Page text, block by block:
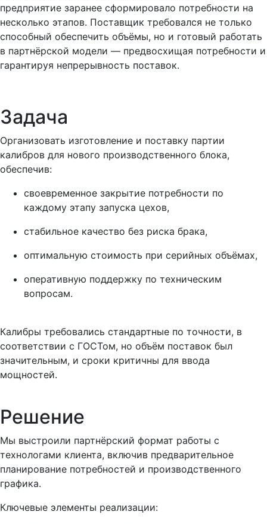
предприятие заранее сформировало потребности на
несколько этапов. Поставщик требовался не только
способный обеспечить объёмы, но и готовый работать
в партнёрской модели — предвосхищая потребности и
гарантируя непрерывность поставок.
Задача
Организовать изготовление и поставку партии
калибров для нового производственного блока,
обеспечив:
своевременное закрытие потребности по
каждому этапу запуска цехов,
стабильное качество без риска брака,
оптимальную стоимость при серийных объёмах,
оперативную поддержку по техническим
вопросам.
Калибры требовались стандартные по точности, в
соответствии с ГОСТом, но объём поставок был
значительным, и сроки критичны для ввода
мощностей.
Решение
Мы выстроили партнёрский формат работы с
технологами клиента, включив предварительное
планирование потребностей и производственного
графика.
Ключевые элементы реализации: